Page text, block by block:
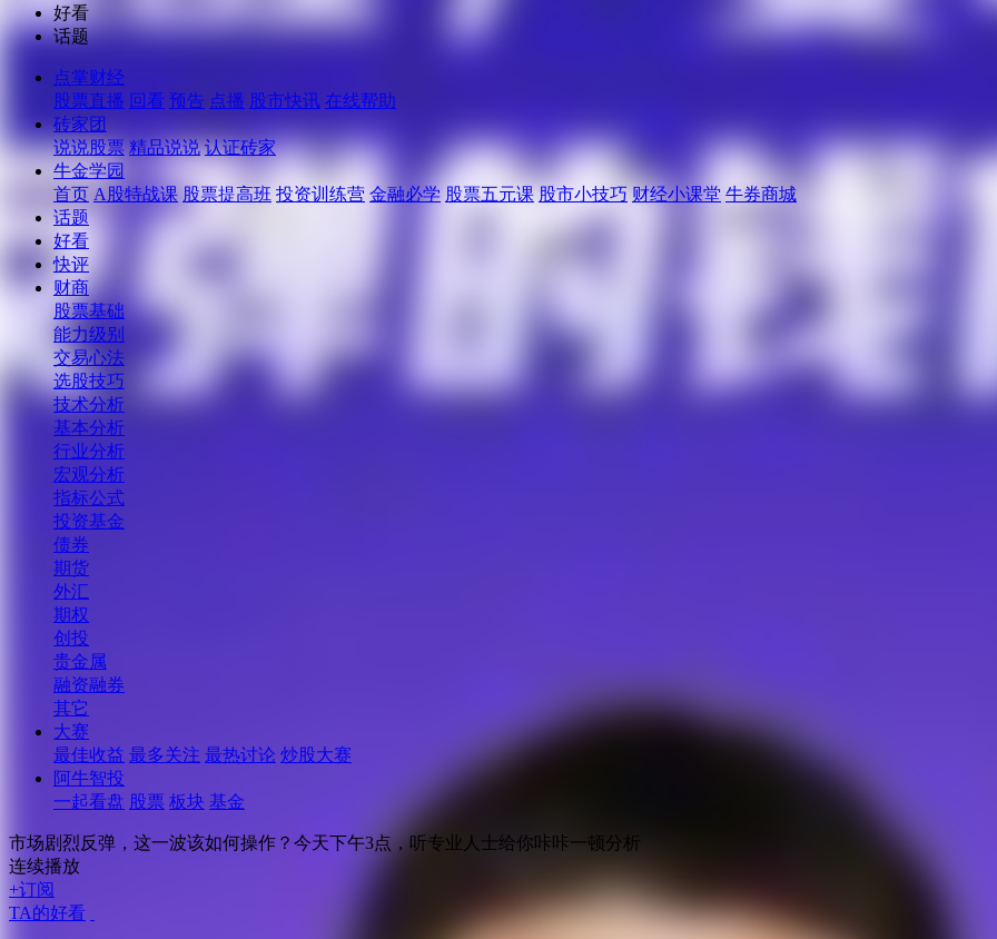
好看
话题
点掌财经
股票直播 回看 预告 点播 股市快讯 在线帮助
砖家团
说说股票 精品说说 认证砖家
牛金学园
首页 A股特战课 股票提高班 投资训练营 金融必学 股票五元课 股市小技巧 财经小课堂 牛券商城
话题
好看
快评
财商
股票基础
能力级别
交易心法
选股技巧
技术分析
基本分析
行业分析
宏观分析
指标公式
投资基金
债券
期货
外汇
期权
创投
贵金属
融资融券
其它
大赛
最佳收益 最多关注 最热讨论 炒股大赛
阿牛智投
一起看盘 股票 板块 基金
市场剧烈反弹，这一波该如何操作？今天下午3点，听专业人士给你咔咔一顿分析
连续播放
+订阅
TA的好看